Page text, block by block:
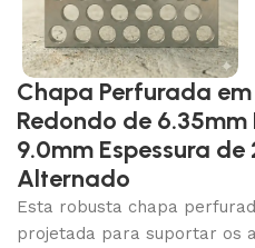
Chapa Perfurada
Redondo de
9.0mm Espessura
Alternado
Esta robusta chapa
projetada para suportar os